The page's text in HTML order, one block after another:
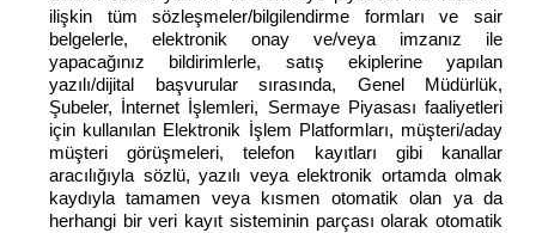
ilişkin tüm sözleşmeler/bilgilendirme formları ve sair
belgelerle, elektronik onay ve/veya imzanız ile
yapacağınız bildirimlerle, satış ekiplerine yapılan
yazılı/dijital başvurular sırasında, Genel Müdürlük,
Şubeler, İnternet İşlemleri, Sermaye Piyasası faaliyetleri
için kullanılan Elektronik İşlem Platformları, müşteri/aday
müşteri görüşmeleri, telefon kayıtları gibi kanallar
aracılığıyla sözlü, yazılı veya elektronik ortamda olmak
kaydıyla tamamen veya kısmen otomatik olan ya da
herhangi bir veri kayıt sisteminin parçası olarak otomatik